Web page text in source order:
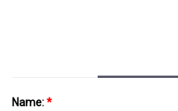
Name:*